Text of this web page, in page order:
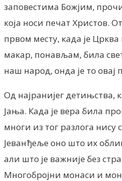
заповестима Божјим,
која носи печат Христов.
првом месту, када је
макар, понављам, била
наш народ, онда је то
Од најранијег детињства,
Јања. Када је вера била
многи из тог разлога нису
Јеванђеље оно што их
али што је важније без
Многобројни монаси и